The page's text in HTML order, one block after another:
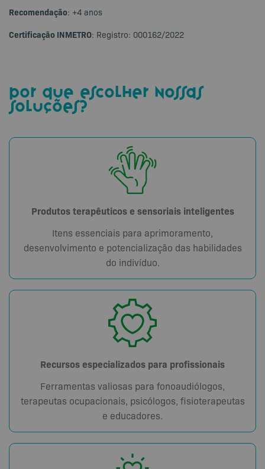
Recomendação: +4 anos
Certificação INMETRO: Registro: 000162/2022
por que escolher nossas
soluções?
Produtos terapêuticos e sensoriais inteligentes
Itens essenciais para aprimoramento,
desenvolvimento e potencialização das habilidades
do indivíduo.
Recursos especializados para profissionais
Ferramentas valiosas para fonoaudiólogos,
terapeutas ocupacionais, psicólogos, fisioterapeutas
e educadores.